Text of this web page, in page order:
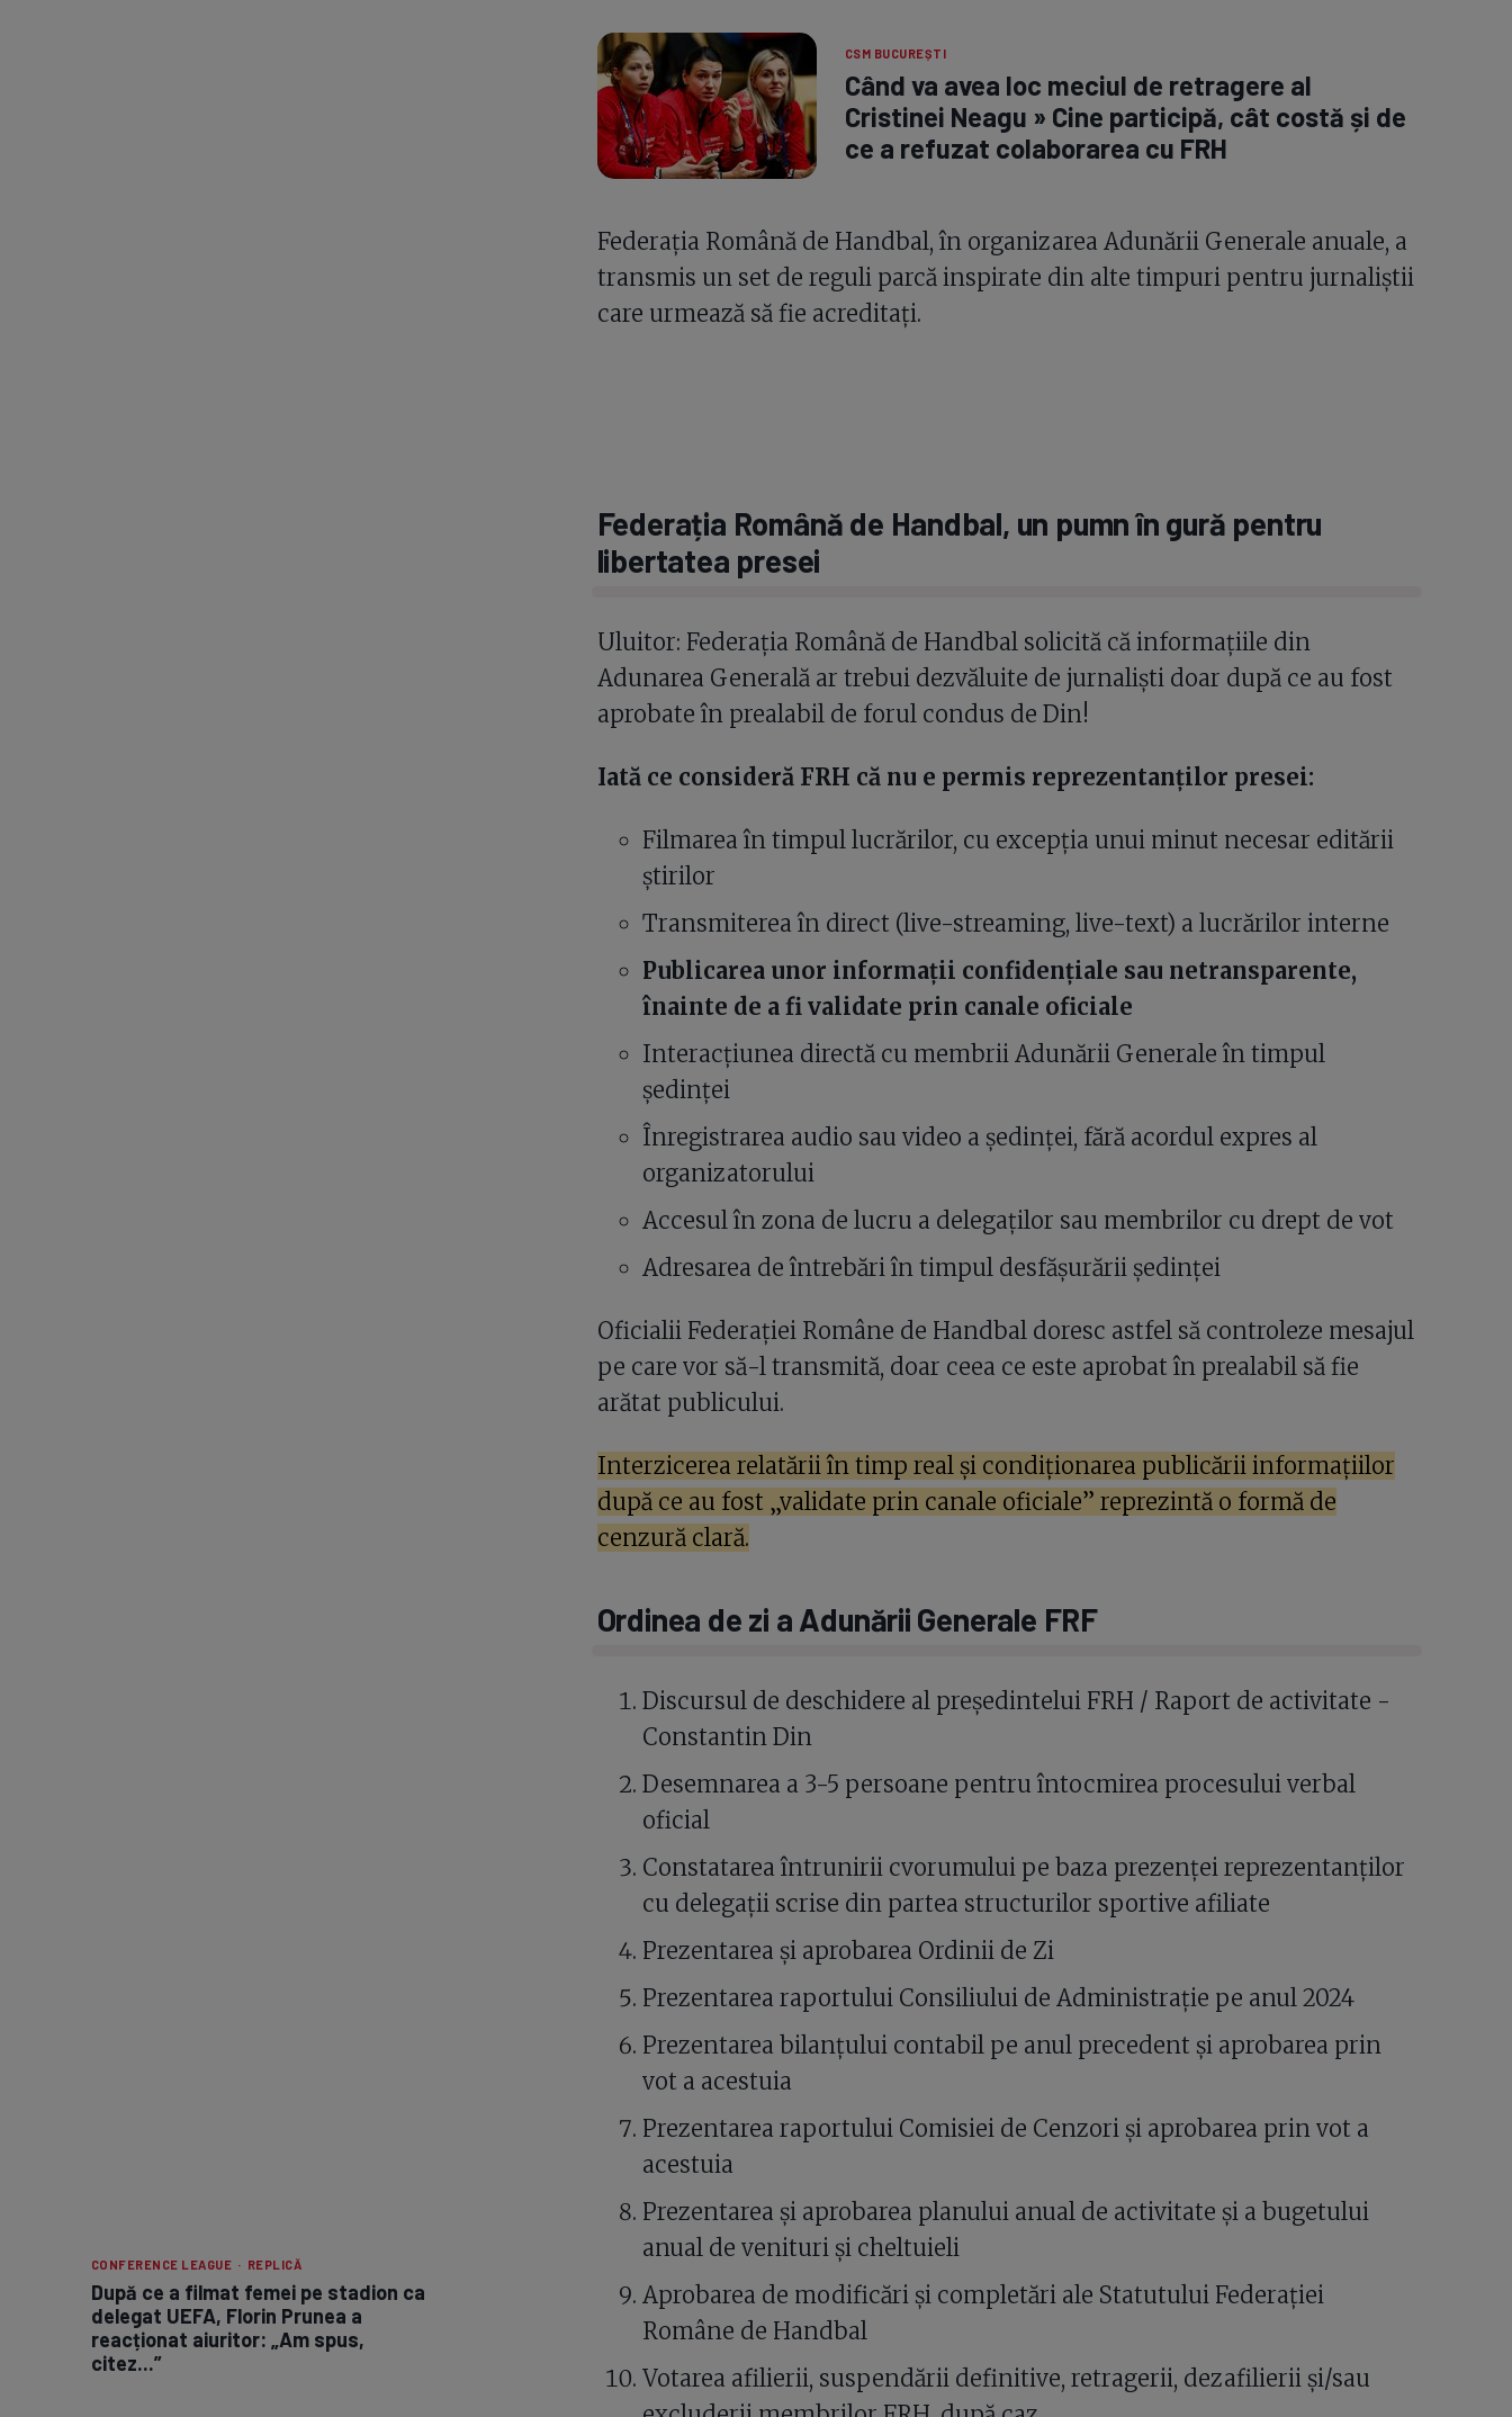
CONFERENCE LEAGUE · REPLICĂ
După ce a filmat femei pe stadion ca
delegat UEFA, Florin Prunea a
reacționat aiuritor: „Am spus,
citez...”
CSM BUCUREȘTI
Când va avea loc meciul de retragere al
Cristinei Neagu » Cine participă, cât costă și de
ce a refuzat colaborarea cu FRH
Federația Română de Handbal, în organizarea Adunării Generale anuale, a
transmis un set de reguli parcă inspirate din alte timpuri pentru jurnaliștii
care urmează să fie acreditați.
Federația Română de Handbal, un pumn în gură pentru
libertatea presei
Uluitor: Federația Română de Handbal solicită că informațiile din
Adunarea Generală ar trebui dezvăluite de jurnaliști doar după ce au fost
aprobate în prealabil de forul condus de Din!
Iată ce consideră FRH că nu e permis reprezentanților presei:
Filmarea în timpul lucrărilor, cu excepția unui minut necesar editării
știrilor
Transmiterea în direct (live-streaming, live-text) a lucrărilor interne
Publicarea unor informații confidențiale sau netransparente,
înainte de a fi validate prin canale oficiale
Interacțiunea directă cu membrii Adunării Generale în timpul
ședinței
Înregistrarea audio sau video a ședinței, fără acordul expres al
organizatorului
Accesul în zona de lucru a delegaților sau membrilor cu drept de vot
Adresarea de întrebări în timpul desfășurării ședinței
Oficialii Federației Române de Handbal doresc astfel să controleze mesajul
pe care vor să-l transmită, doar ceea ce este aprobat în prealabil să fie
arătat publicului.
Interzicerea relatării în timp real și condiționarea publicării informațiilor
după ce au fost „validate prin canale oficiale” reprezintă o formă de
cenzură clară.
Ordinea de zi a Adunării Generale FRF
Discursul de deschidere al președintelui FRH / Raport de activitate -
Constantin Din
Desemnarea a 3-5 persoane pentru întocmirea procesului verbal
oficial
Constatarea întrunirii cvorumului pe baza prezenței reprezentanților
cu delegații scrise din partea structurilor sportive afiliate
Prezentarea și aprobarea Ordinii de Zi
Prezentarea raportului Consiliului de Administrație pe anul 2024
Prezentarea bilanțului contabil pe anul precedent și aprobarea prin
vot a acestuia
Prezentarea raportului Comisiei de Cenzori și aprobarea prin vot a
acestuia
Prezentarea și aprobarea planului anual de activitate și a bugetului
anual de venituri și cheltuieli
Aprobarea de modificări și completări ale Statutului Federației
Române de Handbal
Votarea afilierii, suspendării definitive, retragerii, dezafilierii și/sau